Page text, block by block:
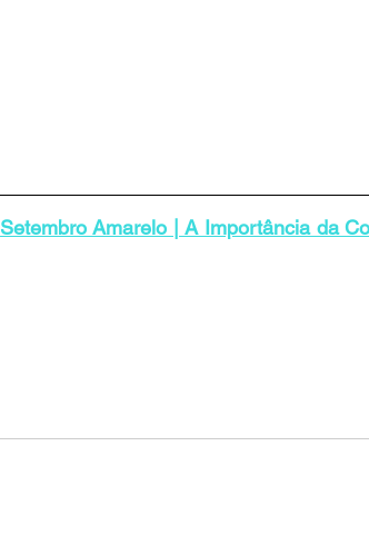
Setembro Amarelo | A Importância da